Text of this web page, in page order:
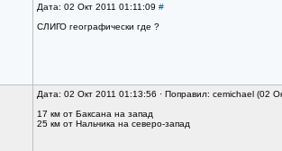
Дата: 02 Окт 2011 01:11:09 #
СЛИГО географически где ?
Дата: 02 Окт 2011 01:13:56 · Поправил: cemichael (02
17 км от Баксана на запад
25 км от Нальчика на северо-запад